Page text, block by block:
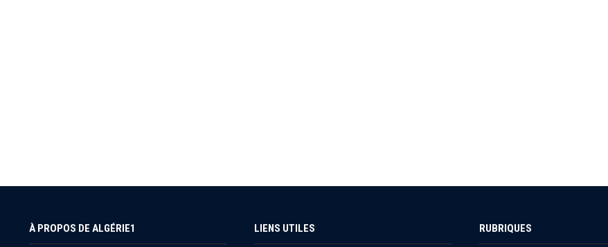
À PROPOS DE ALGÉRIE1 LIENS UTILES RUBRIQUES